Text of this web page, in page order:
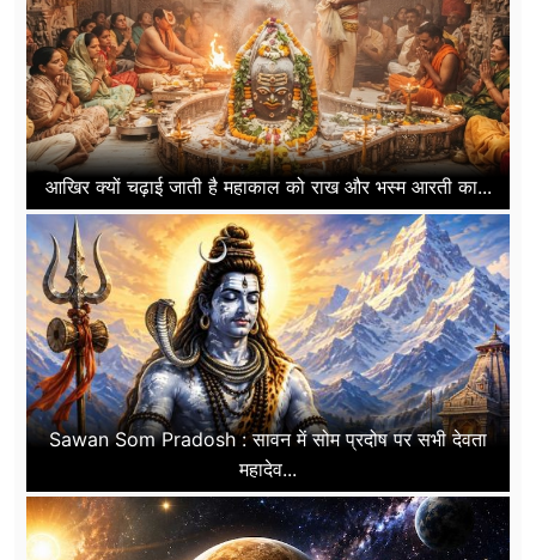
आखिर क्यों चढ़ाई जाती है महाकाल को राख और भस्म आरती का...
Sawan Som Pradosh : सावन में सोम प्रदोष पर सभी देवता
महादेव...